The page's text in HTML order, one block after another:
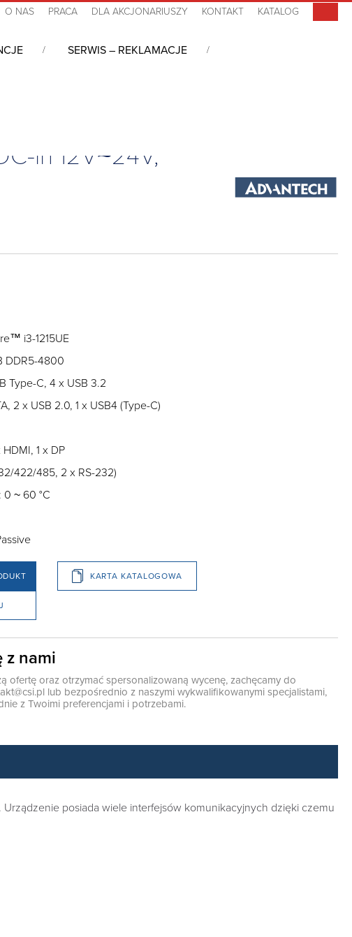
O NAS PRACA DLA AKCJONARIUSZY KONTAKT KATALOG
SERWIS – REKLAMACJE
in 12V~24V,
i3-1215UE
DDR5-4800
Type-C, 4 x USB 3.2
2 x USB 2.0, 1 x USB4 (Type-C)
HDMI, 1 x DP
422/485, 2 x RS-232)
0 ~ 60 °C
KARTA KATALOGOWA
z nami
ofertę oraz otrzymać spersonalizowaną wycenę, zachęcamy do
lub bezpośrednio z naszymi wykwalifikowanymi specjalistami,
z Twoimi preferencjami i potrzebami.
posiada wiele interfejsów komunikacyjnych dzięki czemu